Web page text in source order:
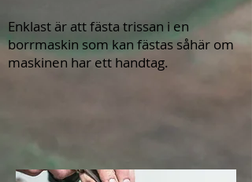
Enklast är att fästa trissan i en
borrmaskin som kan fästas såhär om
maskinen har ett handtag.